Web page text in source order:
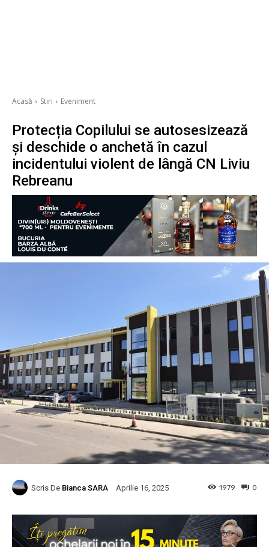
Acasă Stiri Eveniment
Protecția Copilului se autosesizează
și deschide o anchetă în cazul
incidentului violent de lângă CN Liviu
Rebreanu
Scris De Bianca SARA Aprilie 16, 2025 0
1979